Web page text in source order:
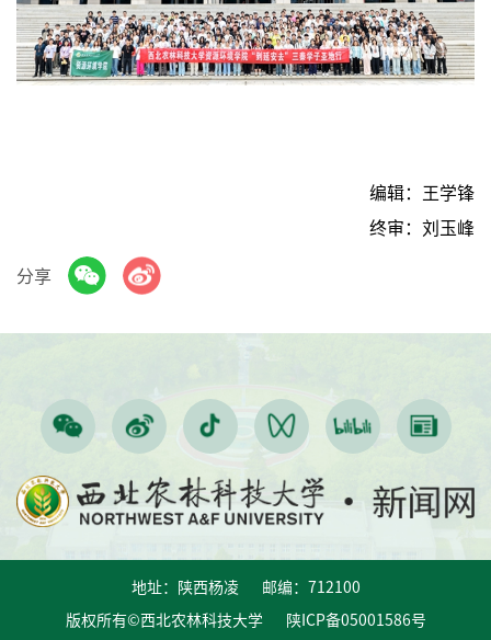
编辑：王学锋
终审：刘玉峰
分享
地址：陕西杨凌 邮编：712100
版权所有©西北农林科技大学 陕ICP备05001586号